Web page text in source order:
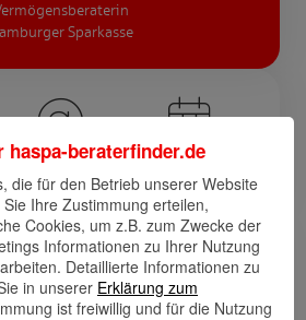
Sparkasse
E-Mail
Termin
vereinbaren
haspa-beraterfinder.de
die für den Betrieb unserer Website
Ihre Zustimmung erteilen,
Cookies, um z.B. zum Zwecke der
Informationen zu Ihrer Nutzung
Detaillierte Informationen zu
in unserer Erklärung zum
ist freiwillig und für die Nutzung